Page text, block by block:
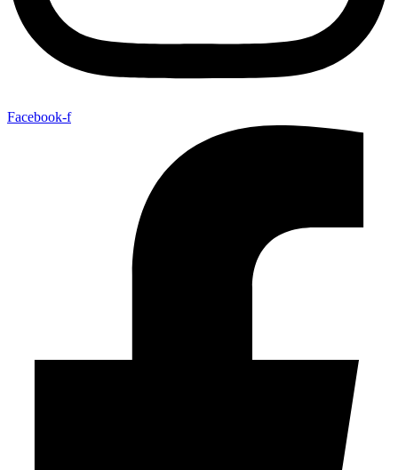
Facebook-f